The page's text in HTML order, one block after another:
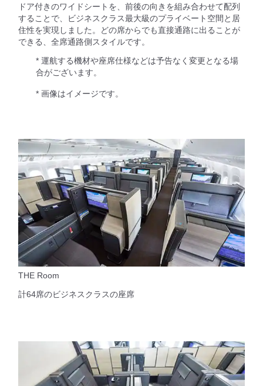
ドア付きのワイドシートを、前後の向きを組み合わせて配列
することで、ビジネスクラス最大級のプライベート空間と居
住性を実現しました。どの席からでも直接通路に出ることが
できる、全席通路側スタイルです。
* 運航する機材や座席仕様などは予告なく変更となる場
合がございます。
* 画像はイメージです。
THE Room
計64席のビジネスクラスの座席